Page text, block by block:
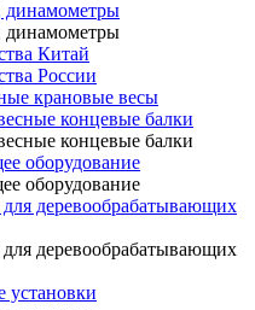
динамометры
динамометры
Китай
России
крановые весы
концевые балки
концевые балки
оборудование
оборудование
деревообрабатывающих
деревообрабатывающих